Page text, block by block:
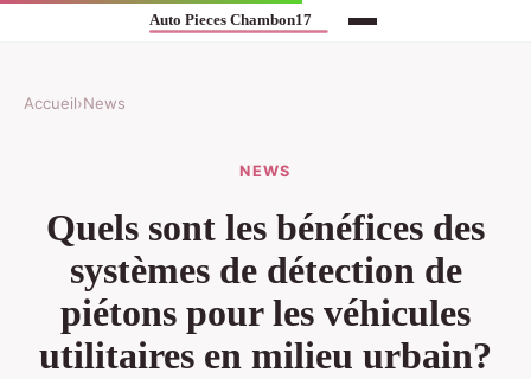
Accueil›News
NEWS
Quels sont les bénéfices des
systèmes de détection de
piétons pour les véhicules
utilitaires en milieu urbain?